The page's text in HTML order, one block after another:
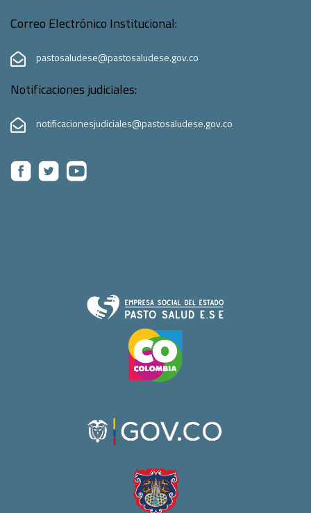
Correo Electrónico Institucional:
pastosaludese@pastosaludese.gov.co
Notificaciones judiciales:
notificacionesjudiciales@pastosaludese.gov.co